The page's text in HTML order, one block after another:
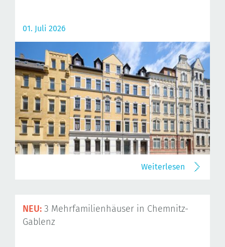
01. Juli 2026
Weiterlesen
NEU: 3 Mehrfamilienhäuser in Chemnitz-
Gablenz